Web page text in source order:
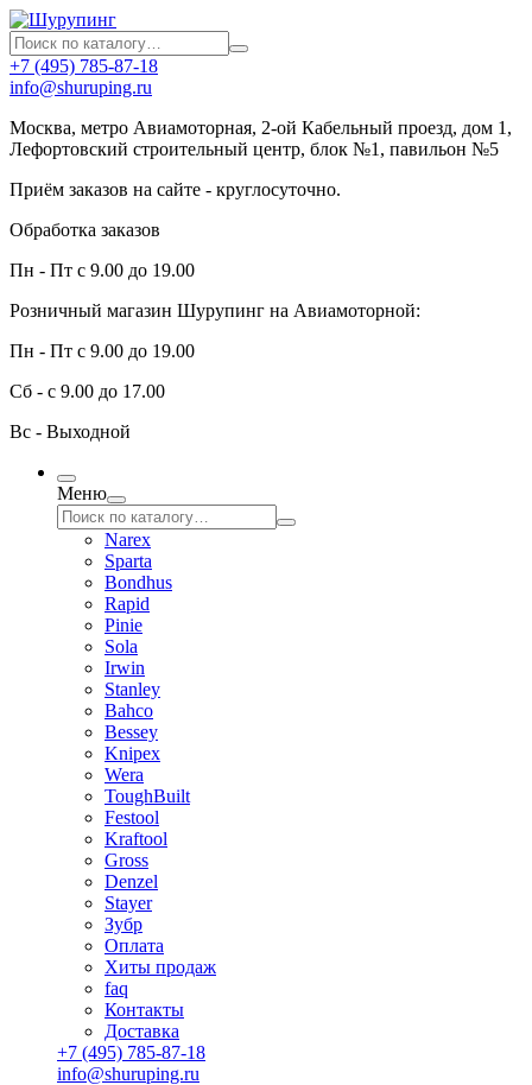
+7 (495) 785-87-18
info@shuruping.ru
Москва, метро Авиамоторная, 2-ой Кабельный проезд, дом 1,
Лефортовский строительный центр, блок №1, павильон №5
Приём заказов на сайте - круглосуточно.
Обработка заказов
Пн - Пт с 9.00 до 19.00
Розничный магазин Шурупинг на Авиамоторной:
Пн - Пт с 9.00 до 19.00
Сб - с 9.00 до 17.00
Вс - Выходной
Меню
Narex
Sparta
Bondhus
Rapid
Pinie
Sola
Irwin
Stanley
Bahco
Bessey
Knipex
Wera
ToughBuilt
Festool
Kraftool
Gross
Denzel
Stayer
Зубр
Оплата
Хиты продаж
faq
Контакты
Доставка
+7 (495) 785-87-18
info@shuruping.ru